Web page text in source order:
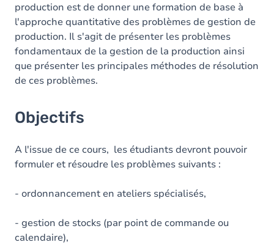
Table des matières
Exercices
production est de donner une formation de base à
l'approche quantitative des problèmes de gestion de
production. Il s'agit de présenter les problèmes
fondamentaux de la gestion de la production ainsi
que présenter les principales méthodes de résolution
de ces problèmes.
Objectifs
A l'issue de ce cours, les étudiants devront pouvoir
formuler et résoudre les problèmes suivants :
- ordonnancement en ateliers spécialisés,
- gestion de stocks (par point de commande ou
calendaire),